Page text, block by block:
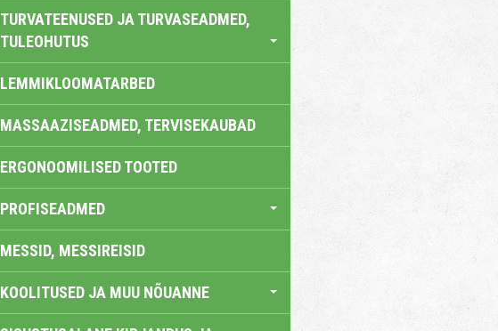
TURVATEENUSED JA TURVASEADMED,
TULEOHUTUS
LEMMIKLOOMATARBED
MASSAAZISEADMED, TERVISEKAUBAD
ERGONOOMILISED TOOTED
PROFISEADMED
MESSID, MESSIREISID
KOOLITUSED JA MUU NÕUANNE